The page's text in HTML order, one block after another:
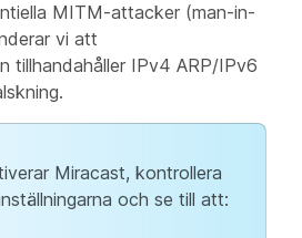
MITM-attacker (man-in-
vi att
tillhandahåller IPv4 ARP/IPv6
Miracast, kontrollera
och se till att: